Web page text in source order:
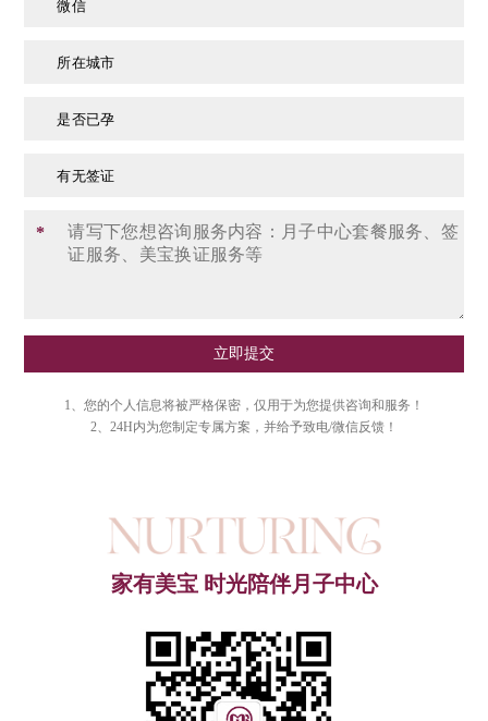
微信
所在城市
是否已孕
有无签证
*
立即提交
1、您的个人信息将被严格保密，仅用于为您提供咨询和服务！
2、24H内为您制定专属方案，并给予致电/微信反馈！
家有美宝 时光陪伴月子中心